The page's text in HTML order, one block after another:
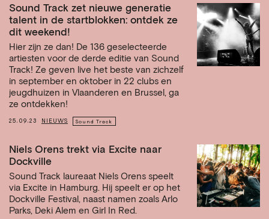
Sound Track zet nieuwe generatie
talent in de startblokken: ontdek ze
dit weekend!
Hier zijn ze dan! De 136 geselecteerde
artiesten voor de derde editie van Sound
Track! Ze geven live het beste van zichzelf
in september en oktober in 22 clubs en
jeugdhuizen in Vlaanderen en Brussel, ga
ze ontdekken!
25.09.23 NIEUWS Sound Track
Niels Orens trekt via Excite naar
Dockville
Sound Track laureaat Niels Orens speelt
via Excite in Hamburg. Hij speelt er op het
Dockville Festival, naast namen zoals Arlo
Parks, Deki Alem en Girl In Red.